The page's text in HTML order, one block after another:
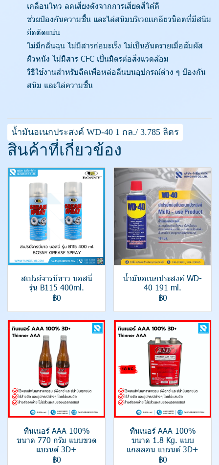
เคลื่อนไหว ลดเสียงดังจากการเสียดสีได้ดี
ช่วยป้องกันความชื้น และไล่สนิมบริเวณเกลียวน็อตที่มีสนิม
ยึดติดแน่น
ไม่มีกลิ่นฉุน ไม่มีสารก่อมะเร็ง ไม่เป็นอันตรายเมื่อสัมผัส
ผิวหนัง ไม่มีสาร CFC เป็นมิตรต่อสิ่งแวดล้อม
วิธีใช้งานสำหรับฉีดเพื่อหล่อลื่นบนอุปกรณ์ต่าง ๆ ป้องกัน
สนิม และไล่ความชื้น
น้ำมันอเนกประสงค์ WD-40 1 กล./ 3.785 ลิตร
สินค้าที่เกี่ยวข้อง
สเปรย์จารบีขาว บอสนี่
รุ่น B115 400ml.
฿0
น้ำมันอเนกประสงค์ WD-
40 191 ml.
฿0
ทินเนอร์ AAA 100%
ขนาด 770 กรัม แบบขวด
แบรนด์ 3D+
฿0
ทินเนอร์ AAA 100%
ขนาด 1.8 Kg. แบบ
แกลลอน แบรนด์ 3D+
฿0